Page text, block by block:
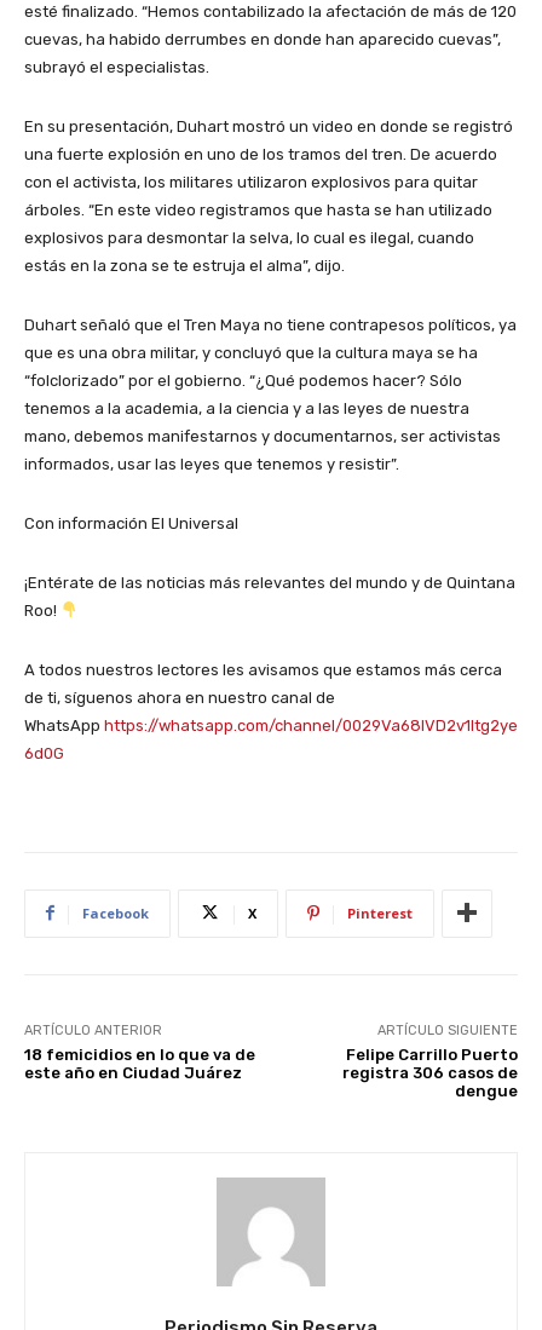
esté finalizado. “Hemos contabilizado la afectación de más de 120
cuevas, ha habido derrumbes en donde han aparecido cuevas”,
subrayó el especialistas.
En su presentación, Duhart mostró un video en donde se registró
una fuerte explosión en uno de los tramos del tren. De acuerdo
con el activista, los militares utilizaron explosivos para quitar
árboles. “En este video registramos que hasta se han utilizado
explosivos para desmontar la selva, lo cual es ilegal, cuando
estás en la zona se te estruja el alma”, dijo.
Duhart señaló que el Tren Maya no tiene contrapesos políticos, ya
que es una obra militar, y concluyó que la cultura maya se ha
“folclorizado” por el gobierno. “¿Qué podemos hacer? Sólo
tenemos a la academia, a la ciencia y a las leyes de nuestra
mano, debemos manifestarnos y documentarnos, ser activistas
informados, usar las leyes que tenemos y resistir”.
Con información El Universal
¡Entérate de las noticias más relevantes del mundo y de Quintana
Roo!
A todos nuestros lectores les avisamos que estamos más cerca
de ti, síguenos ahora en nuestro canal de
WhatsApp https://whatsapp.com/channel/0029Va68IVD2v1Itg2ye
6d0G
Facebook X Pinterest
ARTÍCULO ANTERIOR
18 femicidios en lo que va de
este año en Ciudad Juárez
ARTÍCULO SIGUIENTE
Felipe Carrillo Puerto
registra 306 casos de
dengue